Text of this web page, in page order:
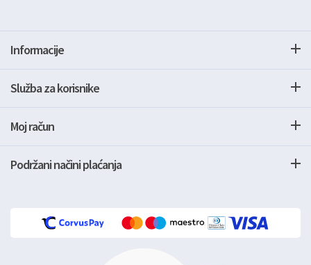
Informacije
Služba za korisnike
Moj račun
Podržani načini plaćanja